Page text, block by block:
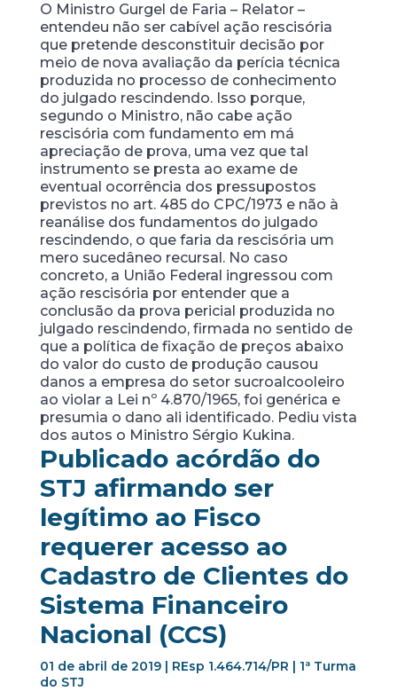
O Ministro Gurgel de Faria – Relator –
entendeu não ser cabível ação rescisória
que pretende desconstituir decisão por
meio de nova avaliação da perícia técnica
produzida no processo de conhecimento
do julgado rescindendo. Isso porque,
segundo o Ministro, não cabe ação
rescisória com fundamento em má
apreciação de prova, uma vez que tal
instrumento se presta ao exame de
eventual ocorrência dos pressupostos
previstos no art. 485 do CPC/1973 e não à
reanálise dos fundamentos do julgado
rescindendo, o que faria da rescisória um
mero sucedâneo recursal. No caso
concreto, a União Federal ingressou com
ação rescisória por entender que a
conclusão da prova pericial produzida no
julgado rescindendo, firmada no sentido de
que a política de fixação de preços abaixo
do valor do custo de produção causou
danos a empresa do setor sucroalcooleiro
ao violar a Lei nº 4.870/1965, foi genérica e
presumia o dano ali identificado. Pediu vista
dos autos o Ministro Sérgio Kukina.
Publicado acórdão do
STJ afirmando ser
legítimo ao Fisco
requerer acesso ao
Cadastro de Clientes do
Sistema Financeiro
Nacional (CCS)
01 de abril de 2019 | REsp 1.464.714/PR | 1ª Turma
do STJ